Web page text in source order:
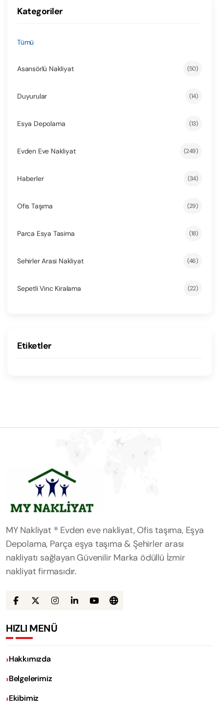
Kategoriler
Tümü
Asansörlü Nakliyat (50)
Duyurular (14)
Esya Depolama (13)
Evden Eve Nakliyat (249)
Haberler (34)
Ofis Taşıma (29)
Parca Esya Tasima (18)
Sehirler Arasi Nakliyat (46)
Sepetli Vinc Kiralama (22)
Etiketler
MY Nakliyat ® Evden eve nakliyat, Ofis taşıma, Eşya
Depolama, Parça eşya taşıma & Şehirler arası
nakliyatı sağlayan Güvenilir Marka ödüllü İzmir
nakliyat firmasıdır.
HIZLI MENÜ
Hakkımızda
Belgelerimiz
Ekibimiz